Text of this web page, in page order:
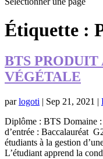
Étiquette :
BTS
VÉGÉTALE
parlogoti | Sep 21, 2021 |
Diplôme : BTS Domaine
d’entrée : Baccalauréat
étudiants à la gestion
L’étudiant apprend la